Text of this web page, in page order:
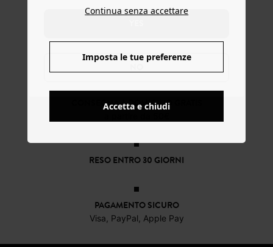
CONSEGNA A DOMICILIO GRATIS
RESO ENTRO 30 GIORNI
PAGAMENTO SICURO
Visa, PayPal, Apple Pay
Continua senza accettare
Imposta le tue preferenze
Accetta e chiudi